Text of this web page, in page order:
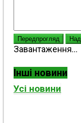
Передпрогляд
Завантаження...
Інші новини
Усі новини